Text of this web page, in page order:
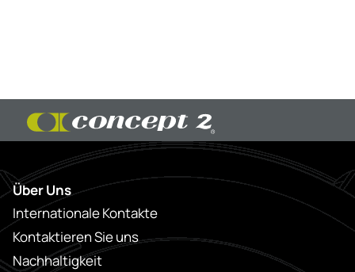
Über Uns
Internationale Kontakte
Kontaktieren Sie uns
Nachhaltigkeit